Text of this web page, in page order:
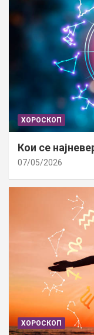
ХОРОСКОП
Кои се
07/05/2026
ХОРОСКОП